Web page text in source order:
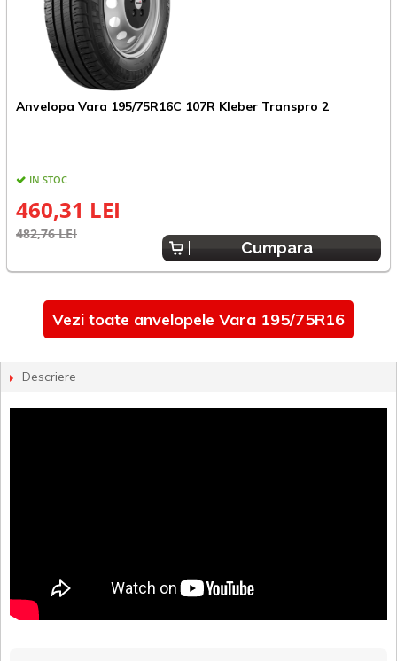
Anvelopa Vara 195/75R16C 107R Kleber Transpro 2
IN STOC
460,31 LEI
482,76 LEI
Cumpara
Vezi toate anvelopele Vara 195/75R16
Descriere